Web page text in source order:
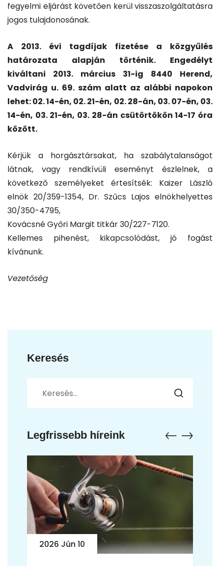
fegyelmi eljárást követően kerül visszaszolgáltatásra
jogos tulajdonosának.
A 2013. évi tagdíjak fizetése a közgyűlés
határozata alapján történik. Engedélyt
kiváltani 2013. március 31-ig 8440 Herend,
Vadvirág u. 69. szám alatt az alábbi napokon
lehet: 02. 14-én, 02. 21-én, 02. 28-án, 03. 07-én, 03.
14-én, 03. 21-én, 03. 28-án csütörtökön 14-17 óra
között.
Kérjük a horgásztársakat, ha szabálytalanságot
látnak, vagy rendkívüli eseményt észlelnek, a
következő személyeket értesítsék: Kaizer László
elnök 20/359-1354, Dr. Szűcs Lajos elnökhelyettes
30/350-4795,
Kovácsné Győri Margit titkár 30/227-7120.
Kellemes pihenést, kikapcsolódást, jó fogást
kívánunk.
Vezetőség
Keresés
Legfrissebb híreink
2026 Jún 10